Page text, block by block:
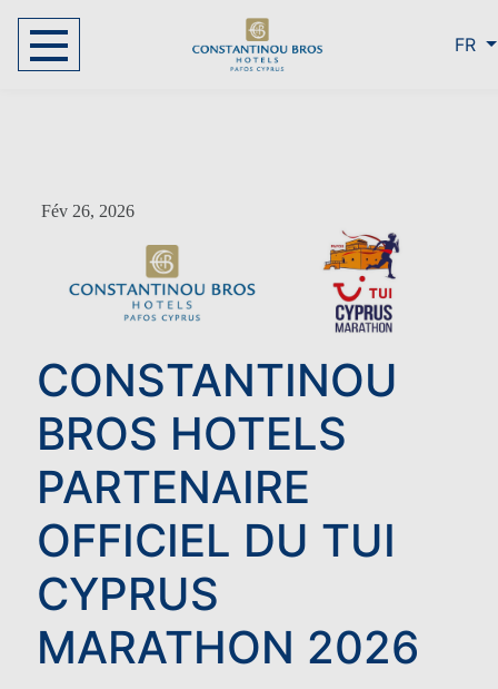
FR
Fév 26, 2026
CONSTANTINOU
BROS HOTELS
PARTENAIRE
OFFICIEL DU TUI
CYPRUS
MARATHON 2026